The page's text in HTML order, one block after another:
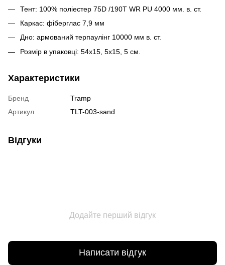
Тент: 100% поліестер 75D /190T WR PU 4000 мм. в. ст.
Каркас: фіберглас 7,9 мм
Дно: армований терпаулінг 10000 мм в. ст.
Розмір в упаковці: 54х15, 5х15, 5 см.
Характеристики
Бренд
Tramp
Артикул
ТLT-003-sand
Відгуки
Додайте перший відгук
Написати відгук